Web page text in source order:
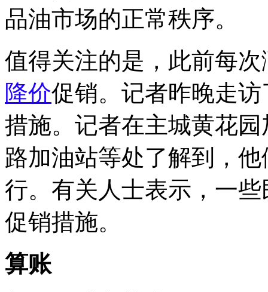
品油市场的正常秩序。
值得关注的是，此前每
降价促销。记者昨晚走
措施。记者在主城黄花
路加油站等处了解到，
行。有关人士表示，一
促销措施。
算账